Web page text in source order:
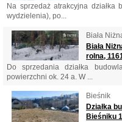
Na sprzedaż atrakcyjna
wydzielenia), po...
Biała
Biała
rolna,
Do sprzedania działka
powierzchni ok. 24 a. W ...
Bieśnik
Działka
Bieśniku